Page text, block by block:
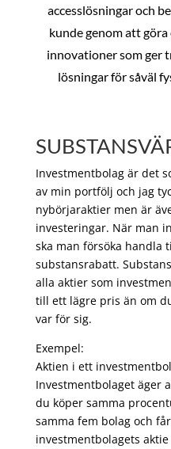
accesslösningar och
kunde genom att
innovationer som ger
lösningar för såväl
Investmentbolag är det
av min portfölj och jag
nybörjaraktier men är
investeringar. När man
ska man försöka handla
substansrabatt.
alla aktier som
till ett lägre pris än om
var för sig.
Exempel:
Aktien i ett
Investmentbolaget äger
du köper samma
samma fem bolag och
investmentbolagets